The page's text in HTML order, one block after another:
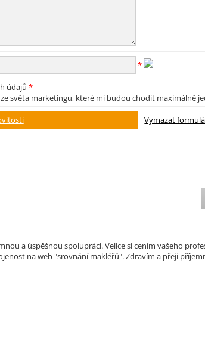
*
údajů *
světa marketingu, které mi budou chodit maximálně
a úspěšnou spolupráci. Velice si cením vašeho
na web "srovnání makléřů". Zdravím a přeji